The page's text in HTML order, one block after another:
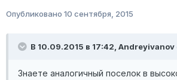
Опубликовано 10 сентября, 2015
В 10.09.2015 в 17:42, Andreyivanov
Знаете аналогичный поселок в